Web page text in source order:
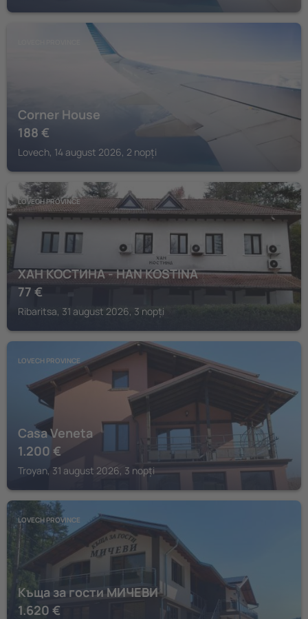
Corner House
188 €
Lovech, 14 august 2026, 2 nopți
LOVECH PROVINCE
ХАН КОСТИНА - HAN KOSTINA
77 €
Ribaritsa, 31 august 2026, 3 nopți
LOVECH PROVINCE
Casa Veneta
1.200 €
Troyan, 31 august 2026, 3 nopți
LOVECH PROVINCE
Къща за гости МИЧЕВИ
1.620 €